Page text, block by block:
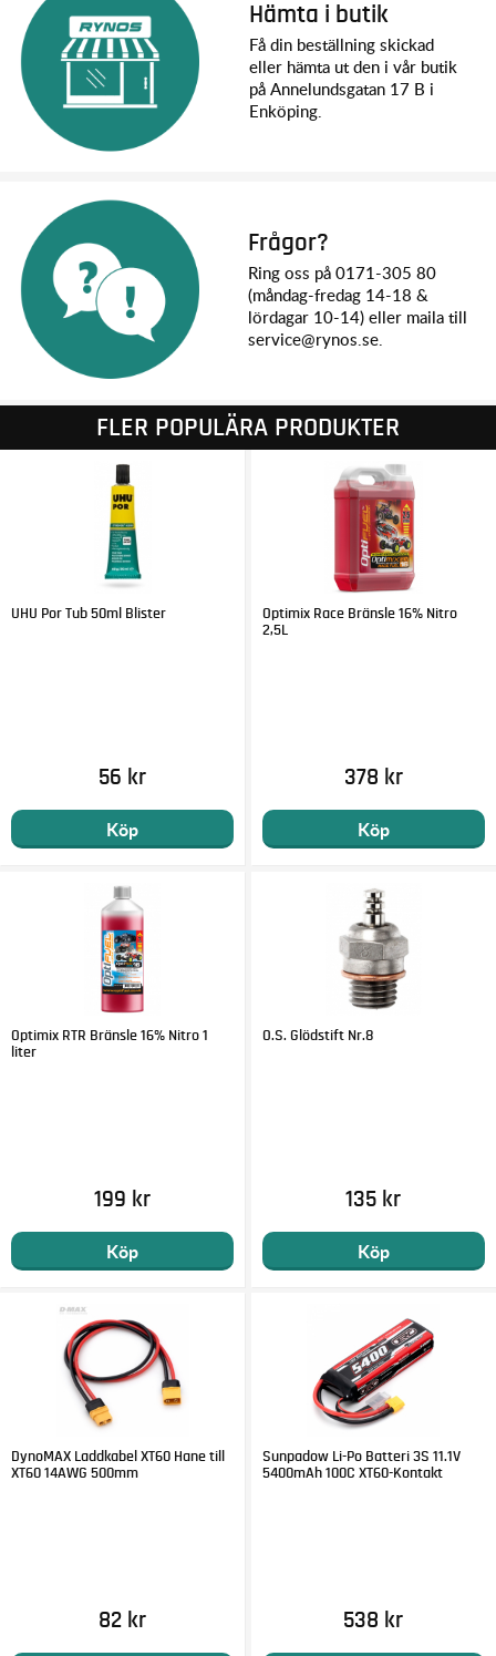
Hämta i butik
Få din beställning skickad
eller hämta ut den i vår butik
på Annelundsgatan 17 B i
Enköping.
Frågor?
Ring oss på 0171-305 80
(måndag-fredag 14-18 &
lördagar 10-14) eller maila till
service@rynos.se.
FLER POPULÄRA PRODUKTER
UHU Por Tub 50ml Blister
56 kr
Köp
Optimix Race Bränsle 16% Nitro
2,5L
378 kr
Köp
Optimix RTR Bränsle 16% Nitro 1
liter
199 kr
Köp
O.S. Glödstift Nr.8
135 kr
Köp
DynoMAX Laddkabel XT60 Hane till
XT60 14AWG 500mm
82 kr
Sunpadow Li-Po Batteri 3S 11.1V
5400mAh 100C XT60-Kontakt
538 kr